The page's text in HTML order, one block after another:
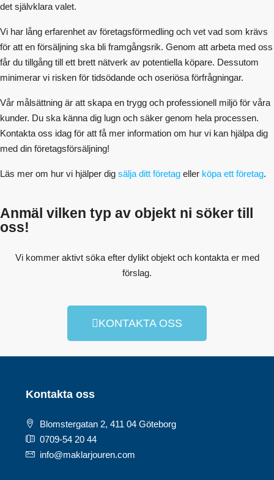
det självklara valet.
Vi har lång erfarenhet av företagsförmedling och vet vad som krävs
för att en försäljning ska bli framgångsrik. Genom att arbeta med oss
får du tillgång till ett brett nätverk av potentiella köpare. Dessutom
minimerar vi risken för tidsödande och oseriösa förfrågningar.
Vår målsättning är att skapa en trygg och professionell miljö för våra
kunder. Du ska känna dig lugn och säker genom hela processen.
Kontakta oss idag för att få mer information om hur vi kan hjälpa dig
med din företagsförsäljning!
Läs mer om hur vi hjälper dig sälja ditt företag eller köpa ett företag.
Anmäl vilken typ av objekt ni söker till
oss!
Vi kommer aktivt söka efter dylikt objekt och kontakta er med
förslag.
KONTAKTA OSS
Kontakta oss
Blomstergatan 2, 411 04 Göteborg
0709-54 20 44
info@maklarjouren.com